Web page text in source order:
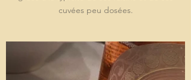
cuvées peu dosées.